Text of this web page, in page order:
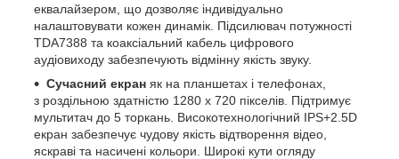
еквалайзером, що дозволяє індивідуально
налаштовувати кожен динамік. Підсилювач потужності
TDA7388 та коаксіальний кабель цифрового
аудіовиходу забезпечують відмінну якість звуку.
Сучасний екран як на планшетах і телефонах,
з роздільною здатністю 1280 х 720 пікселів. Підтримує
мультитач до 5 торкань. Високотехнологічний IPS+2.5D
екран забезпечує чудову якість відтворення відео,
яскраві та насичені кольори. Широкі кути огляду